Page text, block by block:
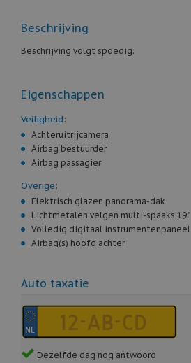
Aantal cilinders:
Vermogen:170 pk
Beschrijving
Beschrijving volgt spoedig.
Eigenschappen
Veiligheid:
Achteruitrijcamera
Airbag bestuurder
Airbag passagier
Overige:
Elektrisch glazen panorama-dak
Lichtmetalen velgen multi-spaaks 19"
Volledig digitaal instrumentenpaneel
Airbag(s) hoofd achter
Airco automatisch
Alarmsysteem
Aluminium delen exterieur
AMG-styling
Anti Blokkeer Systeem
Auto taxatie
Dezelfde dag nog antwoord